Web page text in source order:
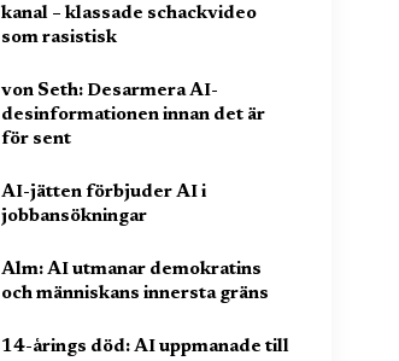
kanal – klassade schackvideo
som rasistisk
von Seth: Desarmera AI-
desinformationen innan det är
för sent
AI-jätten förbjuder AI i
jobbansökningar
Alm: AI utmanar demokratins
och människans innersta gräns
14-årings död: AI uppmanade till